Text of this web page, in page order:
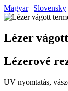
Magyar| Slovensky
Lézer
Lézerové
UV nyomtatás,